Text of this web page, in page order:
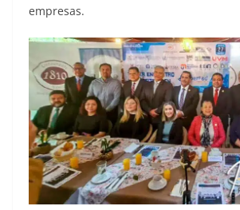
empresas.